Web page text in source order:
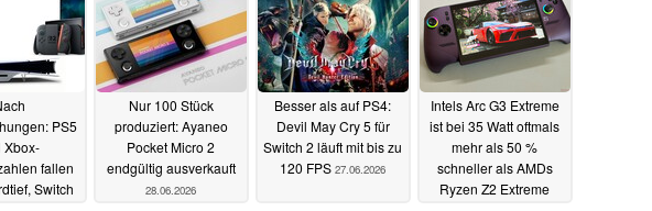
PS5
Xbox-
fallen
Switch
Nur 100 Stück
produziert: Ayaneo
Pocket Micro 2
endgültig ausverkauft
28.06.2026
Besser als auf PS4:
Devil May Cry 5 für
Switch 2 läuft mit bis zu
120 FPS 27.06.2026
Intels Arc G3 Extreme
ist bei 35 Watt oftmals
mehr als 50 %
schneller als AMDs
Ryzen Z2 Extreme